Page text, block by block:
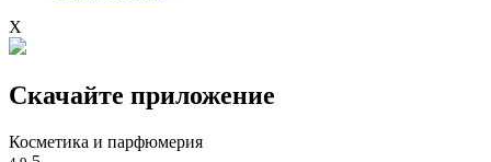
X
Скачайте приложение
Косметика и парфюмерия